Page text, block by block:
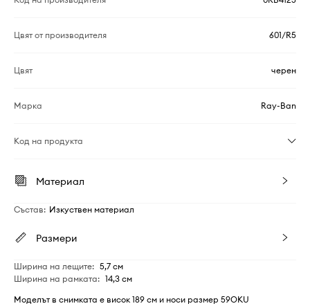
Цвят от производителя 601/R5
Цвят черен
Марка Ray-Ban
Код на продукта
Материал
Състав: Изкуствен материал
Размери
Ширина на лещите: 5,7 см
Ширина на рамката: 14,3 см
Моделът в снимката е висок 189 см и носи размер 59OKU